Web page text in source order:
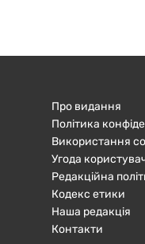
Про видання
Політика
Використання
Угода
Редакційна
Кодекс етики
Наша редакція
Контакти